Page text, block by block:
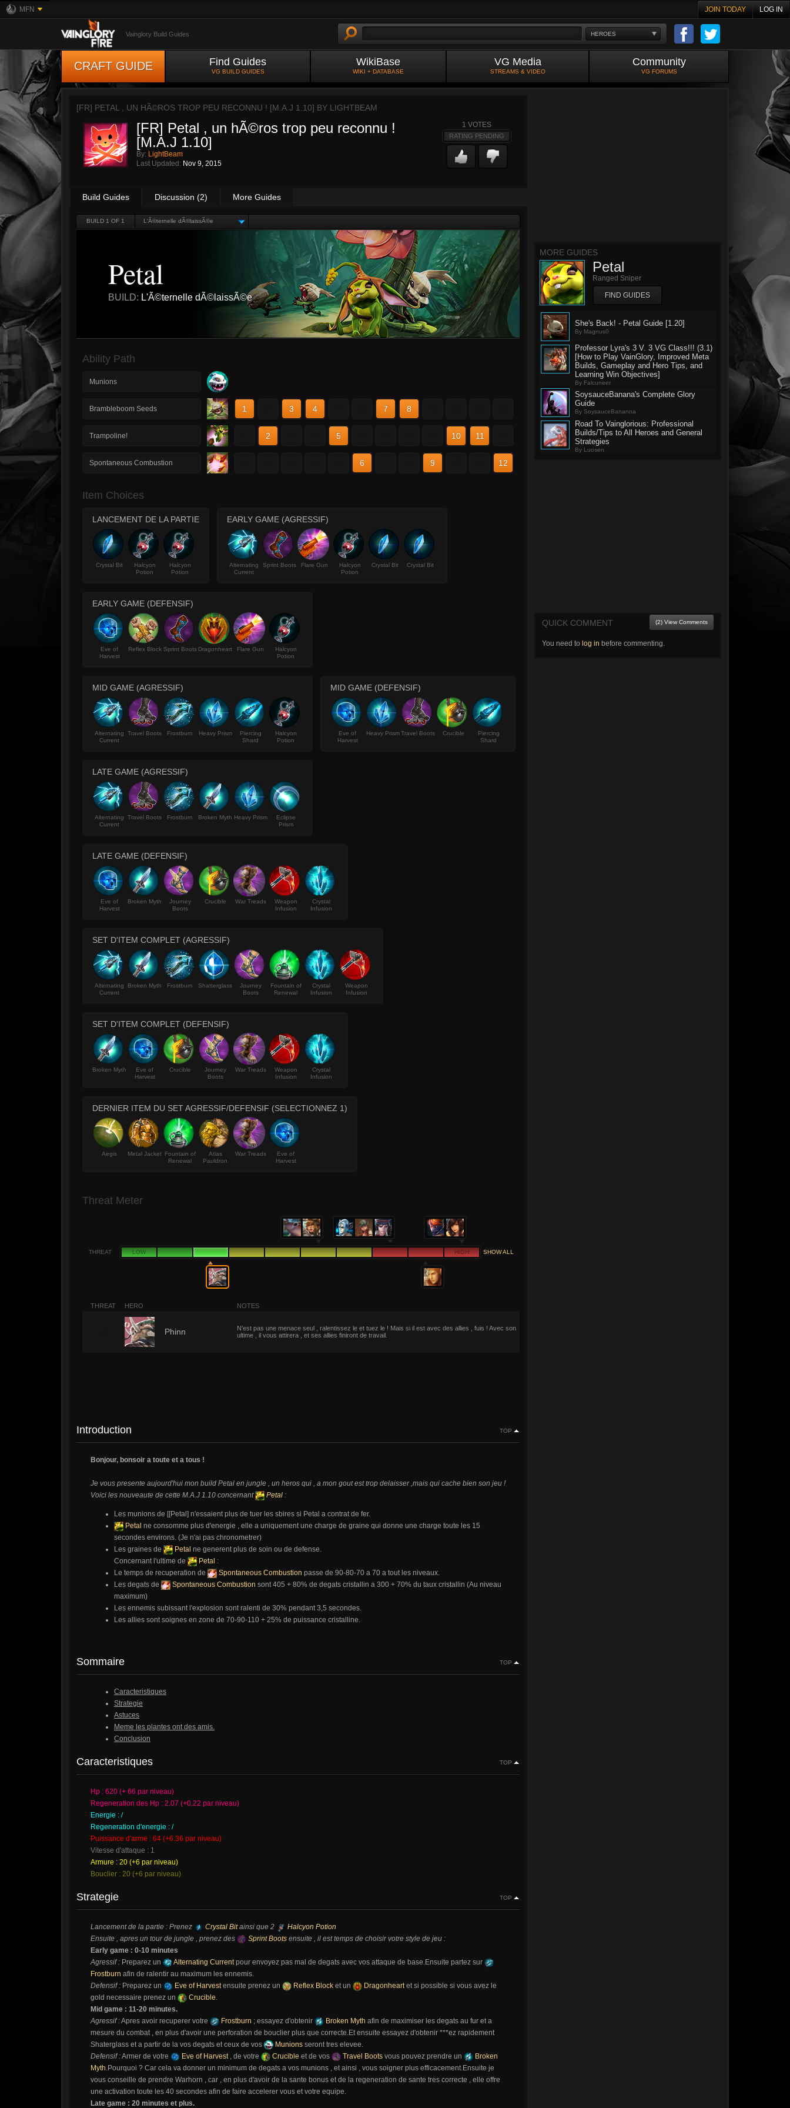
MFN JOIN TODAY LOG IN
HEROES
Vainglory Build Guides
CRAFT GUIDE Find Guides
VG BUILD GUIDES
WikiBase
WIKI + DATABASE
VG Media
STREAMS & VIDEO
Community
VG FORUMS
[FR] PETAL , UN HÃ©ROS TROP PEU RECONNU ! [M.A.J 1.10] BY LIGHTBEAM
[FR] Petal , un hÃ©ros trop peu reconnu !
[M.A.J 1.10]
By: LightBeam
Last Updated: Nov 9, 2015
1 VOTES
RATING PENDING
Build Guides Discussion (2) More Guides
BUILD 1 OF 1 L'Ã©ternelle dÃ©laissÃ©e
Petal
BUILD: L'Ã©ternelle dÃ©laissÃ©e
Ability Path
Munions
Brambleboom Seeds 1 3 4 7 8
Trampoline! 2 5 10 11
Spontaneous Combustion 6 9 12
Item Choices
LANCEMENT DE LA PARTIE
Crystal Bit
Halcyon
Potion
Halcyon
Potion
EARLY GAME (AGRESSIF)
Alternating
Current
Sprint Boots Flare Gun
Halcyon
Potion
Crystal Bit Crystal Bit
EARLY GAME (DEFENSIF)
Eve of
Harvest
Reflex Block Sprint Boots Dragonheart Flare Gun
Halcyon
Potion
MID GAME (AGRESSIF)
Alternating
Current
Travel Boots Frostburn Heavy Prism
Piercing
Shard
Halcyon
Potion
MID GAME (DEFENSIF)
Eve of
Harvest
Heavy Prism Travel Boots Crucible
Piercing
Shard
LATE GAME (AGRESSIF)
Alternating
Current
Travel Boots Frostburn Broken Myth Heavy Prism
Eclipse
Prism
LATE GAME (DEFENSIF)
Eve of
Harvest
Broken Myth
Journey
Boots
Crucible War Treads
Weapon
Infusion
Crystal
Infusion
SET D'ITEM COMPLET (AGRESSIF)
Alternating
Current
Broken Myth Frostburn Shatterglass
Journey
Boots
Fountain of
Renewal
Crystal
Infusion
Weapon
Infusion
SET D'ITEM COMPLET (DEFENSIF)
Broken Myth
Eve of
Harvest
Crucible
Journey
Boots
War Treads
Weapon
Infusion
Crystal
Infusion
DERNIER ITEM DU SET AGRESSIF/DEFENSIF (SELECTIONNEZ 1)
Aegis Metal Jacket Fountain of
Renewal
Atlas
Pauldron
War Treads
Eve of
Harvest
Threat Meter
THREAT LOW HIGH SHOW ALL
THREAT HERO NOTES
Phinn
N'est pas une menace seul , ralentissez le et tuez le ! Mais si il est avec des allies , fuis ! Avec son
ultime , il vous attirera , et ses allies finiront de travail.
Introduction TOP
Bonjour, bonsoir a toute et a tous !
Je vous presente aujourd'hui mon build Petal en jungle , un heros qui , a mon gout est trop delaisser ,mais qui cache bien son jeu !
Voici les nouveaute de cette M.A.J 1.10 concernant
Petal :
Les munions de [[Petal] n'essaient plus de tuer les sbires si Petal a contrat de fer.
Petal ne consomme plus d'energie , elle a uniquement une charge de graine qui donne une charge toute les 15
secondes environs. (Je n'ai pas chronometrer)
Les graines de
Petal ne generent plus de soin ou de defense.
Concernant l'ultime de
Petal :
Le temps de recuperation de
Spontaneous Combustion passe de 90-80-70 a 70 a tout les niveaux.
Les degats de
Spontaneous Combustion sont 405 + 80% de degats cristallin a 300 + 70% du taux cristallin (Au niveau
maximum)
Les ennemis subissant l'explosion sont ralenti de 30% pendant 3,5 secondes.
Les allies sont soignes en zone de 70-90-110 + 25% de puissance cristalline.
Sommaire TOP
Caracteristiques
Strategie
Astuces
Meme les plantes ont des amis.
Conclusion
Caracteristiques TOP
Hp : 620 (+ 66 par niveau)
Regeneration des Hp : 2.07 (+0.22 par niveau)
Energie : /
Regeneration d'energie : /
Puissance d'arme : 64 (+6.36 par niveau)
Vitesse d'attaque : 1
Armure : 20 (+6 par niveau)
Bouclier : 20 (+6 par niveau)
Strategie TOP
Lancement de la partie : Prenez Crystal Bitainsi que 2
Halcyon Potion
Ensuite , apres un tour de jungle , prenez des
Sprint Boots ensuite , il est temps de choisir votre style de jeu :
Early game : 0-10 minutes
Agressif : Preparez un Alternating Currentpour envoyez pas mal de degats avec vos attaque de base.Ensuite partez sur
Frostburn afin de ralentir au maximum les ennemis.
Defensif : Preparez un Eve of Harvestensuite prenez un Reflex Block et un Dragonheartet si possible si vous avez le
gold necessaire prenez un
Crucible.
Mid game : 11-20 minutes.
Agressif :Apres avoir recuperer votre Frostburn ; essayez d'obtenir Broken Myth afin de maximiser les degats au fur et a
mesure du combat , en plus d'avoir une perforation de bouclier plus que correcte.Et ensuite essayez d'obtenir ***ez rapidement
Shaterglass et a partir de la vos degats et ceux de vos
Munions seront tres elevee.
Defensif :Armer de votre Eve of Harvest, de votre Crucible et de vos Travel Boots vous pouvez prendre un
Broken
Myth.Pourquoi ? Car cela va donner un minimum de degats a vos munions , et ainsi , vous soigner plus efficacement.Ensuite je
vous conseille de prendre Warhorn , car , en plus d'avoir de la sante bonus et de la regeneration de sante tres correcte , elle offre
une activation toute les 40 secondes afin de faire accelerer vous et votre equipe.
Late game : 20 minutes et plus.
MORE GUIDES
Petal
Ranged Sniper
FIND GUIDES
She's Back! - Petal Guide [1.20]
By Magnus0
Professor Lyra's 3 V. 3 VG Class!!! (3.1)
[How to Play VainGlory, Improved Meta
Builds, Gameplay and Hero Tips, and
Learning Win Objectives]
By Falcuneer
SoysauceBanana's Complete Glory
Guide
By SoysauceBananna
Road To Vainglorious: Professional
Builds/Tips to All Heroes and General
Strategies
By Luosen
QUICK COMMENT (2) View Comments
You need to log in before commenting.